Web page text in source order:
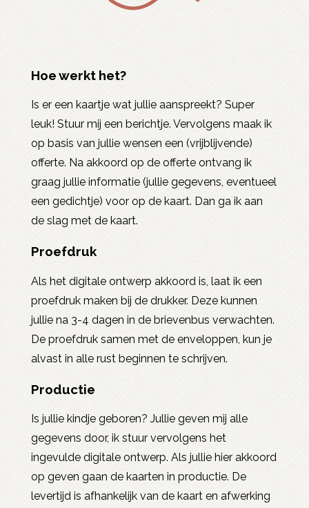
Hoe werkt het?
Is er een kaartje wat jullie aanspreekt? Super
leuk! Stuur mij een berichtje. Vervolgens maak ik
op basis van jullie wensen een (vrijblijvende)
offerte. Na akkoord op de offerte ontvang ik
graag jullie informatie (jullie gegevens, eventueel
een gedichtje) voor op de kaart. Dan ga ik aan
de slag met de kaart.
Proefdruk
Als het digitale ontwerp akkoord is, laat ik een
proefdruk maken bij de drukker. Deze kunnen
jullie na 3-4 dagen in de brievenbus verwachten.
De proefdruk samen met de enveloppen, kun je
alvast in alle rust beginnen te schrijven.
Productie
Is jullie kindje geboren? Jullie geven mij alle
gegevens door, ik stuur vervolgens het
ingevulde digitale ontwerp. Als jullie hier akkoord
op geven gaan de kaarten in productie. De
levertijd is afhankelijk van de kaart en afwerking